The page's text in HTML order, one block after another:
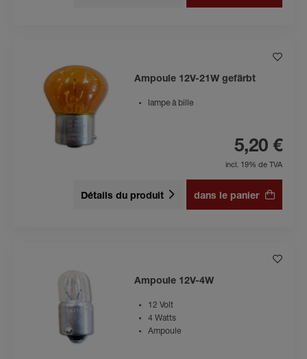
Ampoule 12V-21W gefärbt
lampe à bille
5,20 €
incl. 19% de TVA
Détails du produit dans le panier
Ampoule 12V-4W
12 Volt
4 Watts
Ampoule